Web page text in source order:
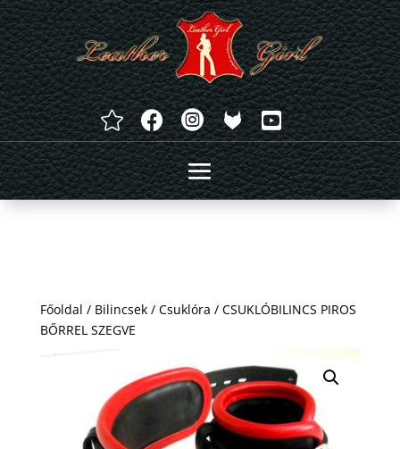
   
Főoldal / Bilincsek/ Csuklóra / CSUKLÓBILINCS PIROS
BŐRREL SZEGVE